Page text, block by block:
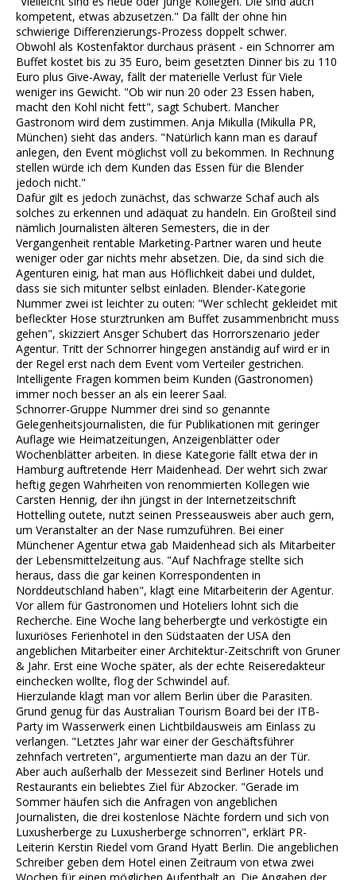
kompetent, etwas abzusetzen." Da fällt der ohne hin
schwierige Differenzierungs-Prozess doppelt schwer.
Obwohl als Kostenfaktor durchaus präsent - ein Schnorrer am
Buffet kostet bis zu 35 Euro, beim gesetzten Dinner bis zu 110
Euro plus Give-Away, fällt der materielle Verlust für Viele
weniger ins Gewicht. "Ob wir nun 20 oder 23 Essen haben,
macht den Kohl nicht fett", sagt Schubert. Mancher
Gastronom wird dem zustimmen. Anja Mikulla (Mikulla PR,
München) sieht das anders. "Natürlich kann man es darauf
anlegen, den Event möglichst voll zu bekommen. In Rechnung
stellen würde ich dem Kunden das Essen für die Blender
jedoch nicht."
Dafür gilt es jedoch zunächst, das schwarze Schaf auch als
solches zu erkennen und adäquat zu handeln. Ein Großteil sind
nämlich Journalisten älteren Semesters, die in der
Vergangenheit rentable Marketing-Partner waren und heute
weniger oder gar nichts mehr absetzen. Die, da sind sich die
Agenturen einig, hat man aus Höflichkeit dabei und duldet,
dass sie sich mitunter selbst einladen. Blender-Kategorie
Nummer zwei ist leichter zu outen: "Wer schlecht gekleidet mit
befleckter Hose sturztrunken am Buffet zusammenbricht muss
gehen", skizziert Ansger Schubert das Horrorszenario jeder
Agentur. Tritt der Schnorrer hingegen anständig auf wird er in
der Regel erst nach dem Event vom Verteiler gestrichen.
Intelligente Fragen kommen beim Kunden (Gastronomen)
immer noch besser an als ein leerer Saal.
Schnorrer-Gruppe Nummer drei sind so genannte
Gelegenheitsjournalisten, die für Publikationen mit geringer
Auflage wie Heimatzeitungen, Anzeigenblätter oder
Wochenblätter arbeiten. In diese Kategorie fällt etwa der in
Hamburg auftretende Herr Maidenhead. Der wehrt sich zwar
heftig gegen Wahrheiten von renommierten Kollegen wie
Carsten Hennig, der ihn jüngst in der Internetzeitschrift
Hottelling outete, nutzt seinen Presseausweis aber auch gern,
um Veranstalter an der Nase rumzuführen. Bei einer
Münchener Agentur etwa gab Maidenhead sich als Mitarbeiter
der Lebensmittelzeitung aus. "Auf Nachfrage stellte sich
heraus, dass die gar keinen Korrespondenten in
Norddeutschland haben", klagt eine Mitarbeiterin der Agentur.
Vor allem für Gastronomen und Hoteliers lohnt sich die
Recherche. Eine Woche lang beherbergte und verköstigte ein
luxuriöses Ferienhotel in den Südstaaten der USA den
angeblichen Mitarbeiter einer Architektur-Zeitschrift von Gruner
& Jahr. Erst eine Woche später, als der echte Reiseredakteur
einchecken wollte, flog der Schwindel auf.
Hierzulande klagt man vor allem Berlin über die Parasiten.
Grund genug für das Australian Tourism Board bei der ITB-
Party im Wasserwerk einen Lichtbildausweis am Einlass zu
verlangen. "Letztes Jahr war einer der Geschäftsführer
zehnfach vertreten", argumentierte man dazu an der Tür.
Aber auch außerhalb der Messezeit sind Berliner Hotels und
Restaurants ein beliebtes Ziel für Abzocker. "Gerade im
Sommer häufen sich die Anfragen von angeblichen
Journalisten, die drei kostenlose Nächte fordern und sich von
Luxusherberge zu Luxusherberge schnorren", erklärt PR-
Leiterin Kerstin Riedel vom Grand Hyatt Berlin. Die angeblichen
Schreiber geben dem Hotel einen Zeitraum von etwa zwei